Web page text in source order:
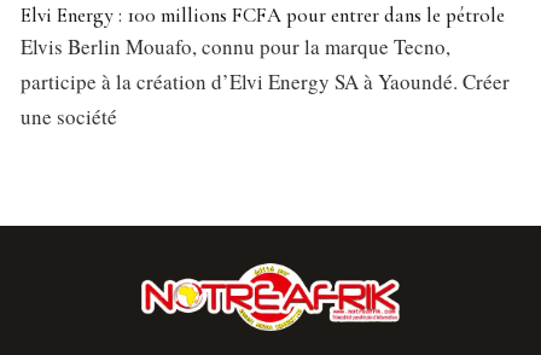
Elvi Energy : 100 millions FCFA pour entrer dans le pétrole
Elvis Berlin Mouafo, connu pour la marque Tecno,
participe à la création d’Elvi Energy SA à Yaoundé. Créer
une société